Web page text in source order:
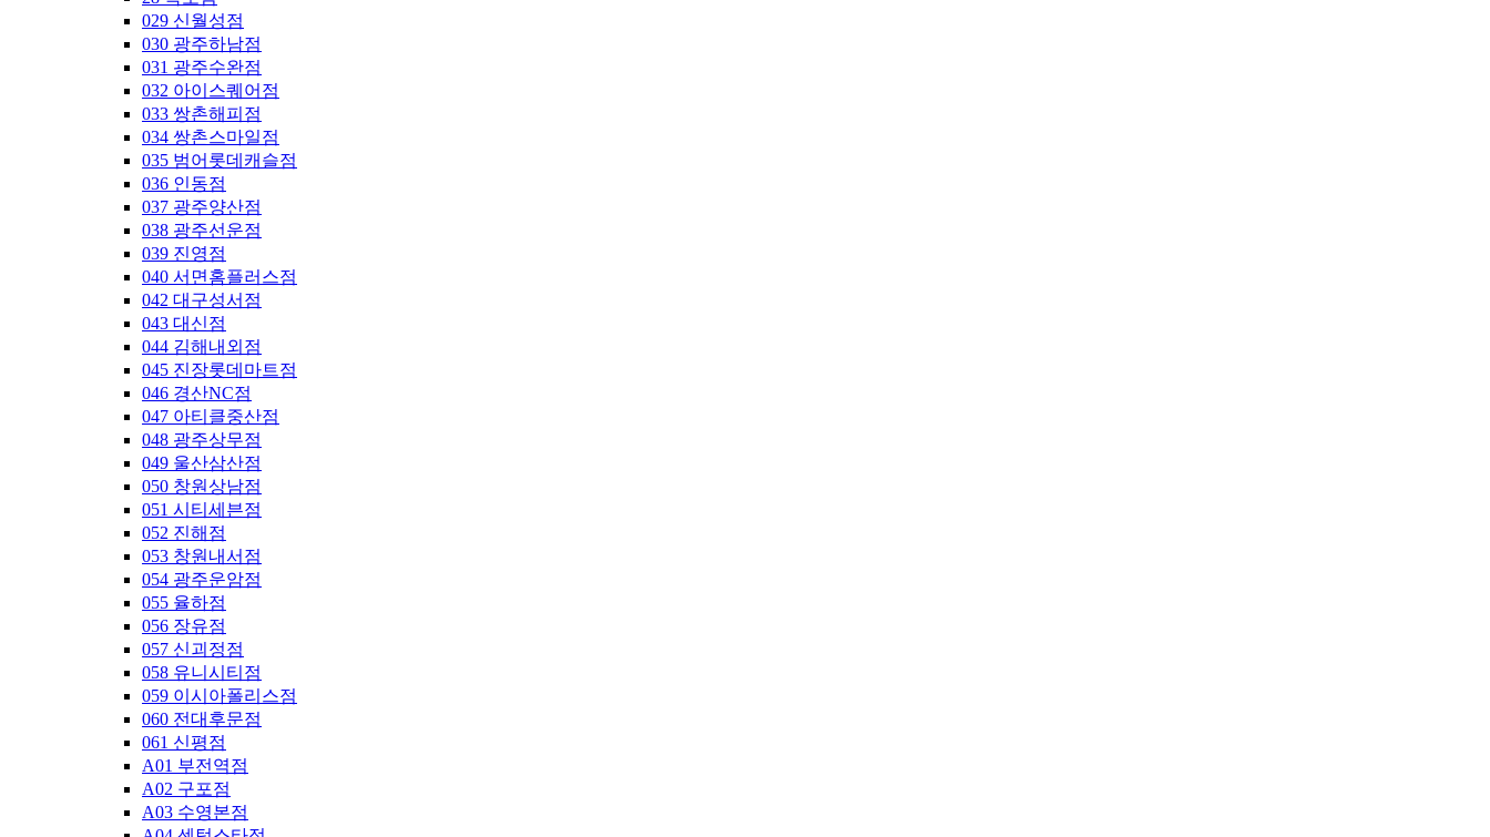
029 신월성점
030 광주하남점
031 광주수완점
032 아이스퀘어점
033 쌍촌해피점
034 쌍촌스마일점
035 범어롯데캐슬점
036 인동점
037 광주양산점
038 광주선운점
039 진영점
040 서면홈플러스점
042 대구성서점
043 대신점
044 김해내외점
045 진장롯데마트점
046 경산NC점
047 아티클중산점
048 광주상무점
049 울산삼산점
050 창원상남점
051 시티세븐점
052 진해점
053 창원내서점
054 광주운암점
055 율하점
056 장유점
057 신괴정점
058 유니시티점
059 이시아폴리스점
060 전대후문점
061 신평점
A01 부전역점
A02 구포점
A03 수영본점